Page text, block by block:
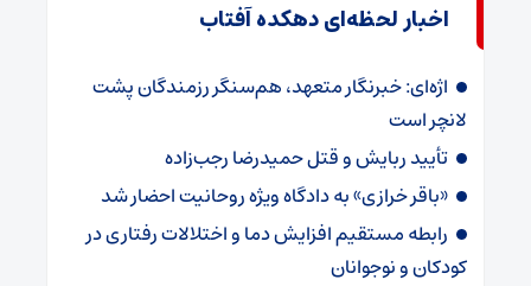
اخبار لحظه‌ای دهکده آفتاب
اژه‌ای: خبرنگار متعهد، هم‌سنگر رزمندگان پشت
لانچر است
تأیید ربایش و قتل حمیدرضا رجب‌زاده
«باقر خرازی» به دادگاه ویژه روحانیت احضار شد
رابطه مستقیم افزایش دما و اختلالات رفتاری در
کودکان و نوجوانان